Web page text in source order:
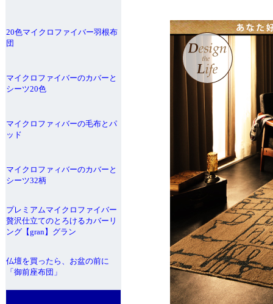
20色マイクロファイバー羽根布
団
マイクロファイバーのカバーと
シーツ20色
マイクロファィバーの毛布とパ
ッド
マイクロファィバーのカバーと
シーツ32柄
プレミアムマイクロファイバー
贅沢仕立てのとろけるカバーリ
ング【gran】グラン
仏壇を買ったら、お盆の前に
「御前座布団」